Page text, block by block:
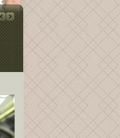
Какие
саморезы
Для того
гипсокартона